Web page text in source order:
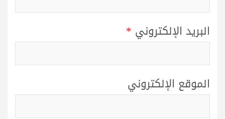
البريد الإلكتروني *
الموقع الإلكتروني